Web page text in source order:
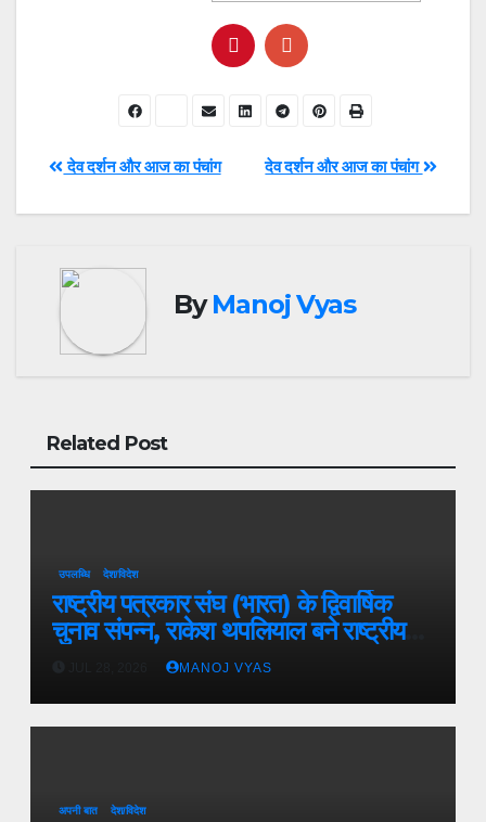
Post
navigation
देव दर्शन और आज का पंचांग
देव दर्शन और आज का पंचांग
ByManoj Vyas
Related Post
उपलब्धि देश/विदेश
राष्ट्रीय पत्रकार संघ (भारत) के द्विवार्षिक
चुनाव संपन्न, राकेश थपलियाल बने राष्ट्रीय
MANOJ VYAS
अपनी बात देश/विदेश